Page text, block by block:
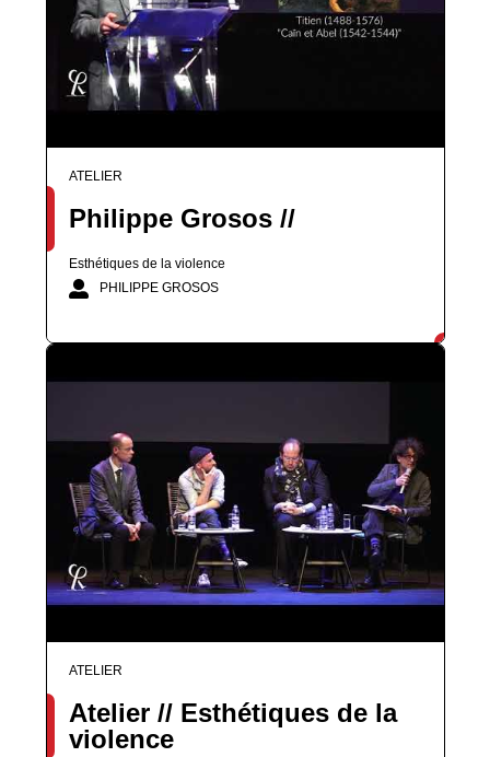
ATELIER
Philippe Grosos //
Esthétiques de la violence
PHILIPPE GROSOS
ATELIER
Atelier // Esthétiques de la
violence